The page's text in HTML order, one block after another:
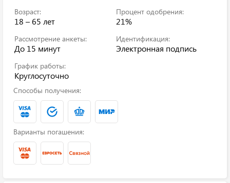
Возраст:
18 – 65 лет
Процент одобрения:
21%
Рассмотрение анкеты:
До 15 минут
Идентификация:
Электронная подпись
График работы:
Круглосуточно
Способы получения:
Варианты погашения: